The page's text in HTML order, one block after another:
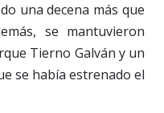
una decena más que
se mantuvieron
Tierno Galván y un
se había estrenado el